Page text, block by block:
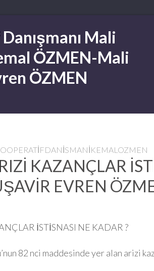
Mali
ÖZMEN-Mali
ÖZMEN
KAZANÇLAR
EVREN
İSTİSNASI NE KADAR ?
82 nci maddesinde yer alan arizi